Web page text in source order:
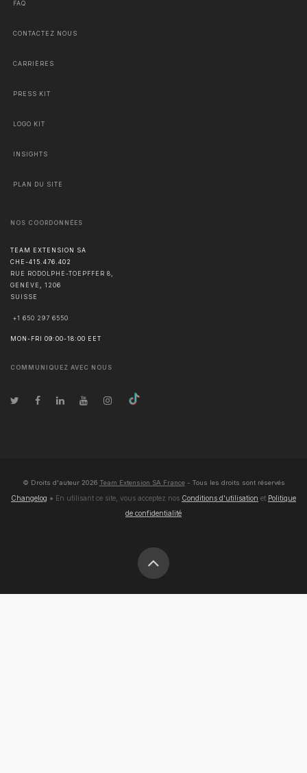
FAQ
CONTACTEZ NOUS
CARRIÈRES
PRESS KIT
LOGO KIT
INSIGHTS
PLAN DU SITE
NOS COORDONNÉES
TEAM EXTENSION SA
CHE-415.476.402
RUE RODOLPHE-TOEPFFER 8,
GENÈVE
1206
SUISSE
+1 650 297 6550
MON-FRI 09:00-18:00 EET
COMMUNIQUEZ AVEC NOUS
© Droits d'auteur 2026 Team Extension SA France- Tous les droits sont réservés
Changelog ● En utilisant ce site, vous acceptez nos Conditions d'utilisation et Politique
de confidentialité